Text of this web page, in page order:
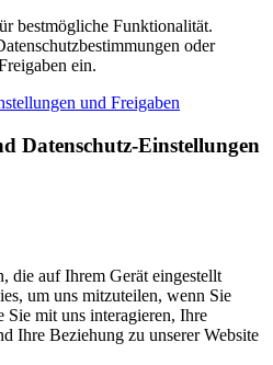
bestmögliche Funktionalität.
oder
ein.
und Freigaben
Datenschutz-Einstellungen
die auf Ihrem Gerät eingestellt
um uns mitzuteilen, wenn Sie
Sie mit uns interagieren, Ihre
Ihre Beziehung zu unserer Website